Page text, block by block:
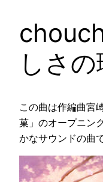
しさの
この曲は作編曲宮
菓」のオープニン
かなサウンドの曲で